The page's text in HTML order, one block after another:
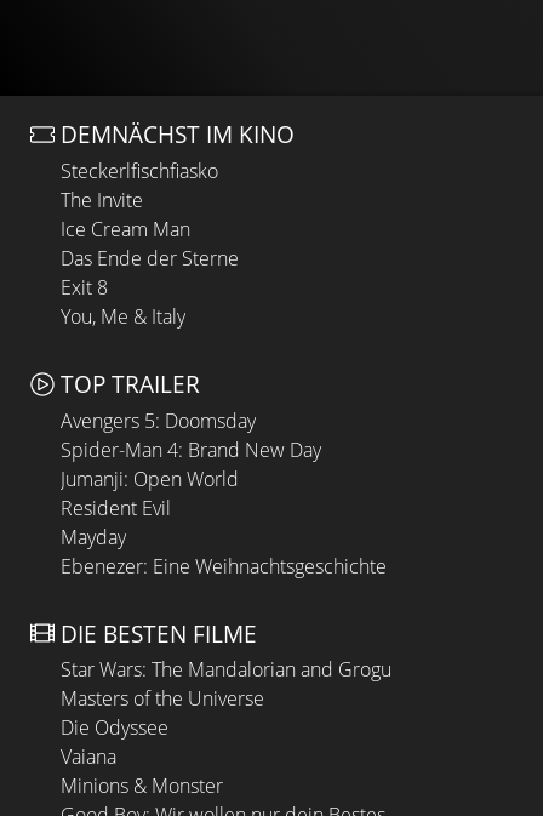
DEMNÄCHST IM KINO
Steckerlfischfiasko
The Invite
Ice Cream Man
Das Ende der Sterne
Exit 8
You, Me & Italy
TOP TRAILER
Avengers 5: Doomsday
Spider-Man 4: Brand New Day
Jumanji: Open World
Resident Evil
Mayday
Ebenezer: Eine Weihnachtsgeschichte
DIE BESTEN FILME
Star Wars: The Mandalorian and Grogu
Masters of the Universe
Die Odyssee
Vaiana
Minions & Monster